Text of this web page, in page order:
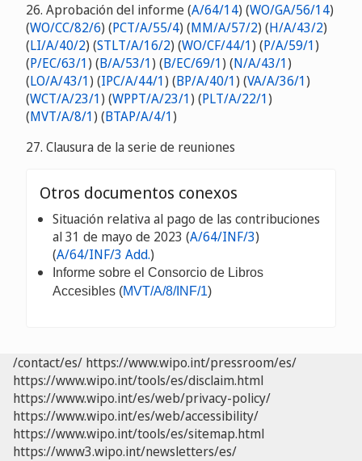
26. Aprobación del informe (A/64/14) (WO/GA/56/14)
(WO/CC/82/6) (PCT/A/55/4) (MM/A/57/2) (H/A/43/2)
(LI/A/40/2) (STLT/A/16/2) (WO/CF/44/1) (P/A/59/1)
(P/EC/63/1) (B/A/53/1) (B/EC/69/1) (N/A/43/1)
(LO/A/43/1) (IPC/A/44/1) (BP/A/40/1) (VA/A/36/1)
(WCT/A/23/1) (WPPT/A/23/1) (PLT/A/22/1)
(MVT/A/8/1) (BTAP/A/4/1)
27. Clausura de la serie de reuniones
Otros documentos conexos
Situación relativa al pago de las contribuciones
al 31 de mayo de 2023 (A/64/INF/3)
(A/64/INF/3 Add.)
Informe sobre el Consorcio de Libros
Accesibles (MVT/A/8/INF/1)
/contact/es/ https://www.wipo.int/pressroom/es/
https://www.wipo.int/tools/es/disclaim.html
https://www.wipo.int/es/web/privacy-policy/
https://www.wipo.int/es/web/accessibility/
https://www.wipo.int/tools/es/sitemap.html
https://www3.wipo.int/newsletters/es/